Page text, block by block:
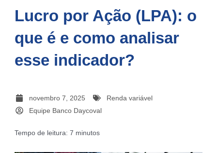
Lucro por Ação (LPA): o
que é e como analisar
esse indicador?
novembro 7, 2025
Renda variável
Equipe Banco Daycoval
Tempo de leitura: 7 minutos